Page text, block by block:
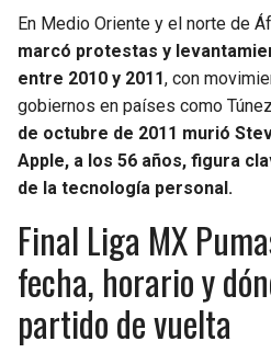
En Medio Oriente y el norte de
marcó protestas y
entre 2010 y 2011, con
gobiernos en países como
de octubre de 2011 murió
Apple, a los 56 años, figura
de la tecnología personal.
Final Liga MX
fecha, horario y
partido de vuelta